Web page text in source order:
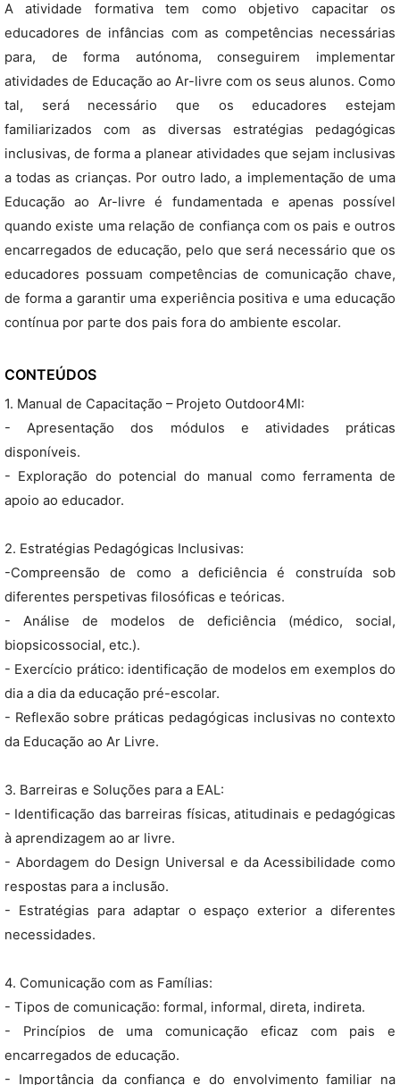
A atividade formativa tem como objetivo capacitar os
educadores de infâncias com as competências necessárias
para, de forma autónoma, conseguirem implementar
atividades de Educação ao Ar-livre com os seus alunos. Como
tal, será necessário que os educadores estejam
familiarizados com as diversas estratégias pedagógicas
inclusivas, de forma a planear atividades que sejam inclusivas
a todas as crianças. Por outro lado, a implementação de uma
Educação ao Ar-livre é fundamentada e apenas possível
quando existe uma relação de confiança com os pais e outros
encarregados de educação, pelo que será necessário que os
educadores possuam competências de comunicação chave,
de forma a garantir uma experiência positiva e uma educação
contínua por parte dos pais fora do ambiente escolar.
CONTEÚDOS
1. Manual de Capacitação – Projeto Outdoor4MI:
- Apresentação dos módulos e atividades práticas
disponíveis.
- Exploração do potencial do manual como ferramenta de
apoio ao educador.
2. Estratégias Pedagógicas Inclusivas:
-Compreensão de como a deficiência é construída sob
diferentes perspetivas filosóficas e teóricas.
- Análise de modelos de deficiência (médico, social,
biopsicossocial, etc.).
- Exercício prático: identificação de modelos em exemplos do
dia a dia da educação pré-escolar.
- Reflexão sobre práticas pedagógicas inclusivas no contexto
da Educação ao Ar Livre.
3. Barreiras e Soluções para a EAL:
- Identificação das barreiras físicas, atitudinais e pedagógicas
à aprendizagem ao ar livre.
- Abordagem do Design Universal e da Acessibilidade como
respostas para a inclusão.
- Estratégias para adaptar o espaço exterior a diferentes
necessidades.
4. Comunicação com as Famílias:
- Tipos de comunicação: formal, informal, direta, indireta.
- Princípios de uma comunicação eficaz com pais e
encarregados de educação.
- Importância da confiança e do envolvimento familiar na